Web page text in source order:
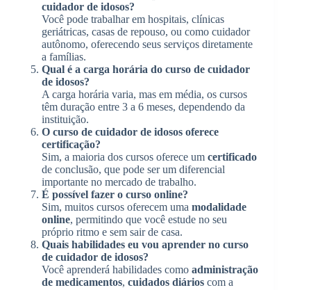
cuidador de idosos?
Você pode trabalhar em hospitais, clínicas
geriátricas, casas de repouso, ou como cuidador
autônomo, oferecendo seus serviços diretamente
a famílias.
Qual é a carga horária do curso de cuidador
de idosos?
A carga horária varia, mas em média, os cursos
têm duração entre 3 a 6 meses, dependendo da
instituição.
O curso de cuidador de idosos oferece
certificação?
Sim, a maioria dos cursos oferece um certificado
de conclusão, que pode ser um diferencial
importante no mercado de trabalho.
É possível fazer o curso online?
Sim, muitos cursos oferecem uma modalidade
online, permitindo que você estude no seu
próprio ritmo e sem sair de casa.
Quais habilidades eu vou aprender no curso
de cuidador de idosos?
Você aprenderá habilidades como administração
de medicamentos, cuidados diários com a